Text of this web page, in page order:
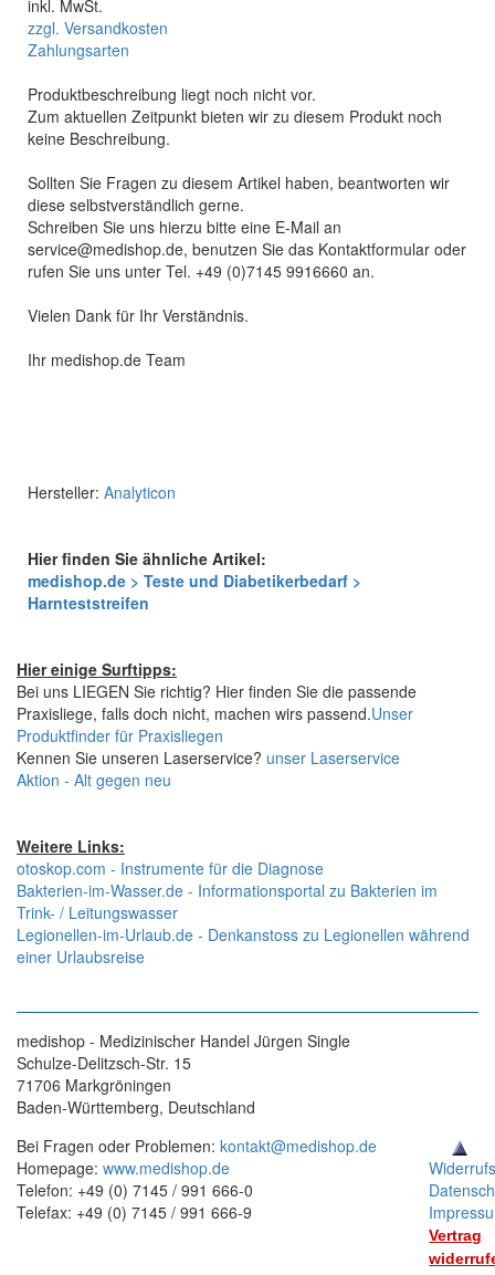
inkl. MwSt.
zzgl. Versandkosten
Zahlungsarten
Produktbeschreibung liegt noch nicht vor.
Zum aktuellen Zeitpunkt bieten wir zu diesem Produkt noch
keine Beschreibung.
Sollten Sie Fragen zu diesem Artikel haben, beantworten wir
diese selbstverständlich gerne.
Schreiben Sie uns hierzu bitte eine E-Mail an
service@medishop.de, benutzen Sie das Kontaktformular oder
rufen Sie uns unter Tel. +49 (0)7145 9916660 an.
Vielen Dank für Ihr Verständnis.
Ihr medishop.de Team
Hersteller: Analyticon
Hier finden Sie ähnliche Artikel:
medishop.de > Teste und Diabetikerbedarf >
Harnteststreifen
Hier einige Surftipps:
Bei uns LIEGEN Sie richtig? Hier finden Sie die passende
Praxisliege, falls doch nicht, machen wirs passend.Unser
Produktfinder für Praxisliegen
Kennen Sie unseren Laserservice? unser Laserservice
Aktion - Alt gegen neu
Weitere Links:
otoskop.com - Instrumente für die Diagnose
Bakterien-im-Wasser.de - Informationsportal zu Bakterien im
Trink- / Leitungswasser
Legionellen-im-Urlaub.de - Denkanstoss zu Legionellen während
einer Urlaubsreise
medishop - Medizinischer Handel Jürgen Single
Schulze-Delitzsch-Str. 15
71706 Markgröningen
Baden-Württemberg, Deutschland
Bei Fragen oder Problemen: kontakt@medishop.de
Homepage: www.medishop.de
Telefon: +49 (0) 7145 / 991 666-0
Telefax: +49 (0) 7145 / 991 666-9
Vertrag